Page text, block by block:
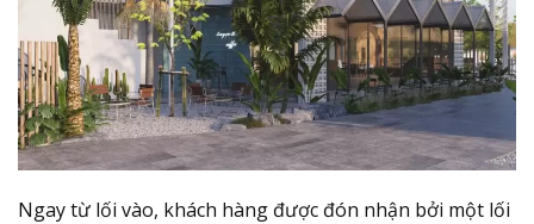
Ngay từ lối vào, khách hàng được đón nhận bởi một lối